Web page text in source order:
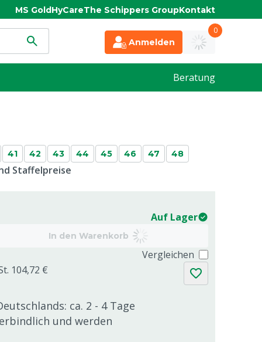
MS GoldHyCareThe Schippers GroupKontakt
Anmelden
0
Beratung
41 42 43 44 45 46 47 48
Auf Lager
In den Warenkorb
104,72 €
ca. 2 - 4 Tage
und werden
Vergleichen
Staffelpreise